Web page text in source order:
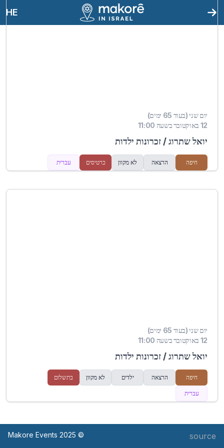
HE
יום שני (בעוד 65 ימים)
12 באוקטובר בשעה 11:00
יואל שתרוג / זכרונות ילדות
חיפה הרצאה לא מקוון כרטיסים עברית
יום שני (בעוד 65 ימים)
12 באוקטובר בשעה 11:00
יואל שתרוג / זכרונות ילדות
חיפה הרצאה ילדים לא מקוון בתשלום
עברית
source
© Makore Events 2025